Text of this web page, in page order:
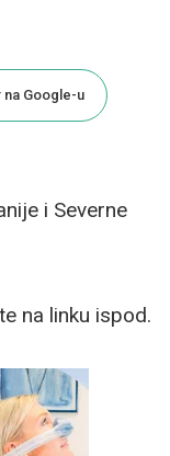
Google-u
i Severne
na linku ispod.